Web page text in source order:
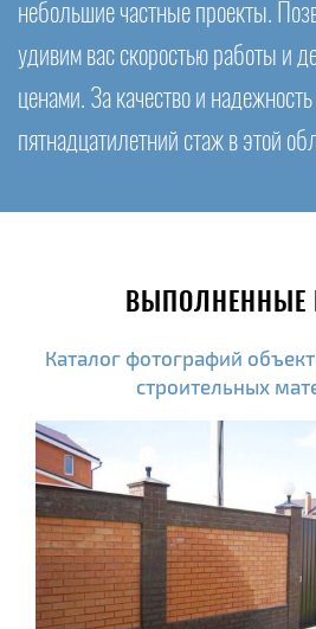
небольшие частные проекты.
удивим вас скоростью работы и
ценами. За качество и
пятнадцатилетний стаж в этой
ВЫПОЛНЕННЫЕ
Каталог фотографий
строительных